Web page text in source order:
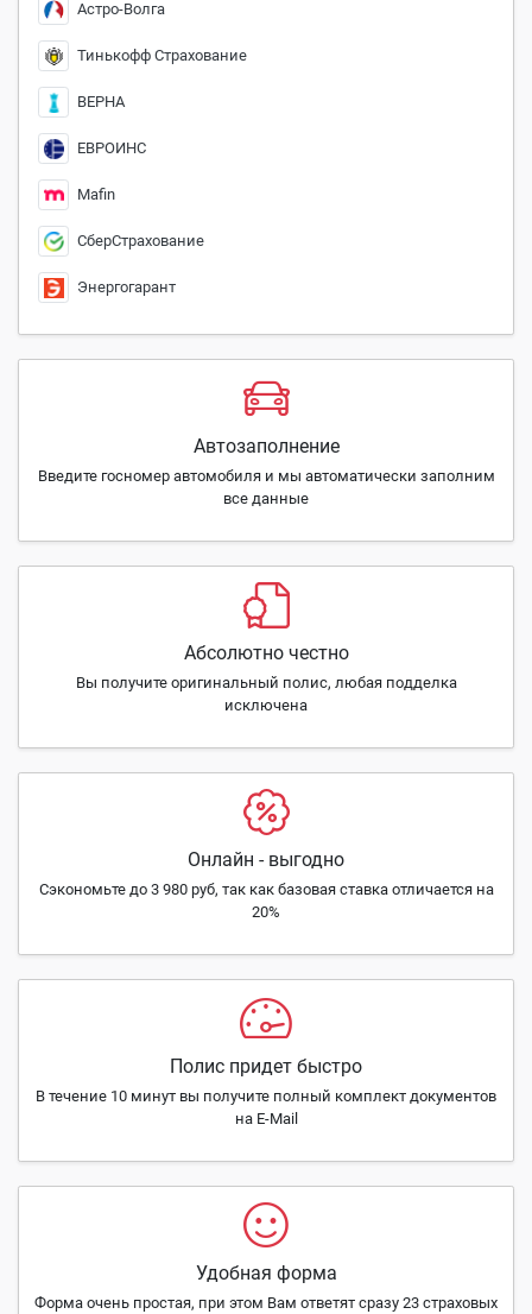
Астро-Волга
Тинькофф Страхование
ВЕРНА
ЕВРОИНС
Mafin
СберСтрахование
Энергогарант
Автозаполнение
Введите госномер автомобиля и мы автоматически заполним
все данные
Абсолютно честно
Вы получите оригинальный полис, любая подделка
исключена
Онлайн - выгодно
Сэкономьте до 3 980 руб, так как базовая ставка отличается на
20%
Полис придет быстро
В течение 10 минут вы получите полный комплект документов
на E-Mail
Удобная форма
Форма очень простая, при этом Вам ответят сразу 23 страховых